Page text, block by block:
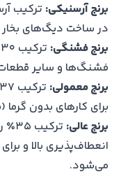
برنج آرسنیکی: ترکیب
در ساخت دیگ‌های
برنج فشنگی:
فشنگ‌ها و سایر
برنج معمولی:
برای کارهای بدون
برنج عالی:
انعطاف‌پذیری بالا و
می‌شود.